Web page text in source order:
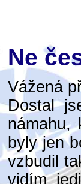
Ne
Vážená
Dostal
byly jen
vzbudil
vidím